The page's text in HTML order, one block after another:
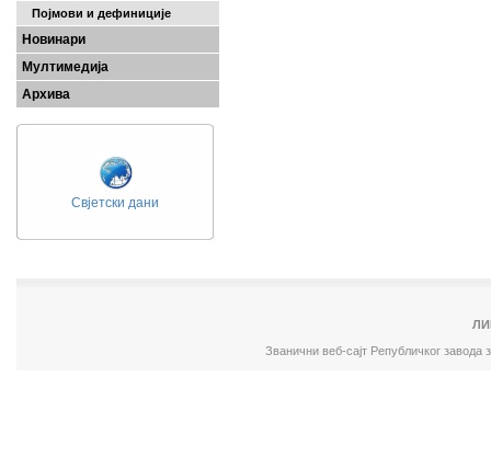
Појмови и дефиниције
Новинари
Мултимедија
Архива
Свјетски дани
Званични веб-сајт Републичког